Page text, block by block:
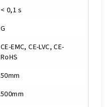
< 0,1 s
G
CE-EMC, CE-LVC, CE-
RoHS
50mm
500mm